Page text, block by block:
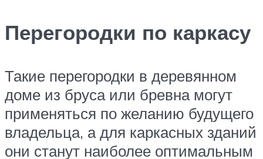
Перегородки по каркасу
Такие перегородки в деревянном
доме из бруса или бревна могут
применяться по желанию будущего
владельца, а для каркасных зданий
они станут наиболее оптимальным